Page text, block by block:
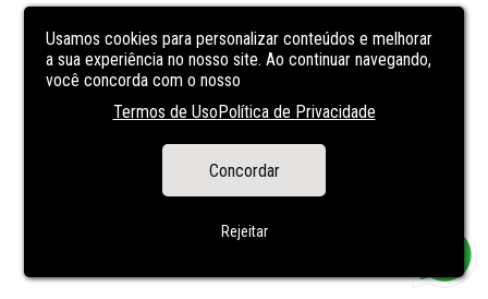
Usamos cookies para personalizar conteúdos e melhorar
a sua experiência no nosso site. Ao continuar navegando,
você concorda com o nosso
Termos de UsoPolítica de Privacidade
Concordar
Rejeitar